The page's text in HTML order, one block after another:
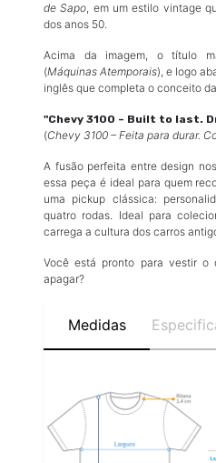
de Sapo, em um estilo vintage
dos anos 50.
Acima da imagem, o título
(Máquinas Atemporais), e logo
inglês que completa o conceito
"Chevy 3100 – Built to last.
(Chevy 3100 – Feita para durar.
A fusão perfeita entre design
essa peça é ideal para quem
uma pickup clássica:
quatro rodas. Ideal para
carrega a cultura dos carros
Você está pronto para vestir o
apagar?
Medidas